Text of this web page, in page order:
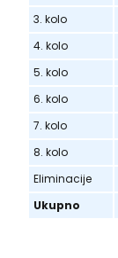
3. kolo
4. kolo
5. kolo
6. kolo
7. kolo
8. kolo
Eliminacije
Ukupno